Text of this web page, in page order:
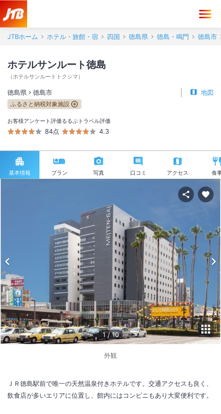
JTBホーム ホテル・旅館・宿 四国 徳島県 徳島・鳴門 徳島市
ホテルサンルート徳島
（ホテルサンルートトクシマ ）
徳島県 徳島市 地図
ふるさと納税対象施設
お客様アンケート評価
84点
るるぶトラベル評価
4.3
基本情報 プラン 写真 口コミ アクセス 食
1 /10
外観
ＪＲ徳島駅前で唯一の天然温泉付きホテルです。交通アクセスも良く、
飲食店が多いエリアに位置し、館内にはコンビニもあり大変便利です。